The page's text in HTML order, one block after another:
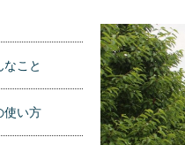
こと
使い方